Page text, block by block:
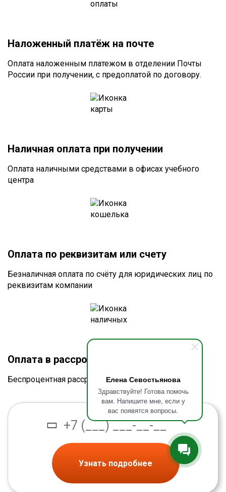
Елена Севостьянова
Здравствуйте! Готова помочь
вам. Напишите мне, если у
вас появятся вопросы.
Наложенный платёж на почте
Оплата наложенным платежом в отделении Почты
России при получении, с предоплатой по договору.
Наличная оплата при получении
Оплата наличными средствами в офисах учебного
центра
Оплата по реквизитам или счету
Безналичная оплата по счёту для юридических лиц по
реквизитам компании
Оплата в рассрочку без процентов
Беспроцентная рассрочка от банка
Узнать подробнее